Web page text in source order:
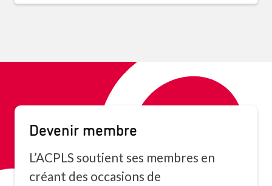
Devenir membre
L’ACPLS soutient ses membres en
créant des occasions de